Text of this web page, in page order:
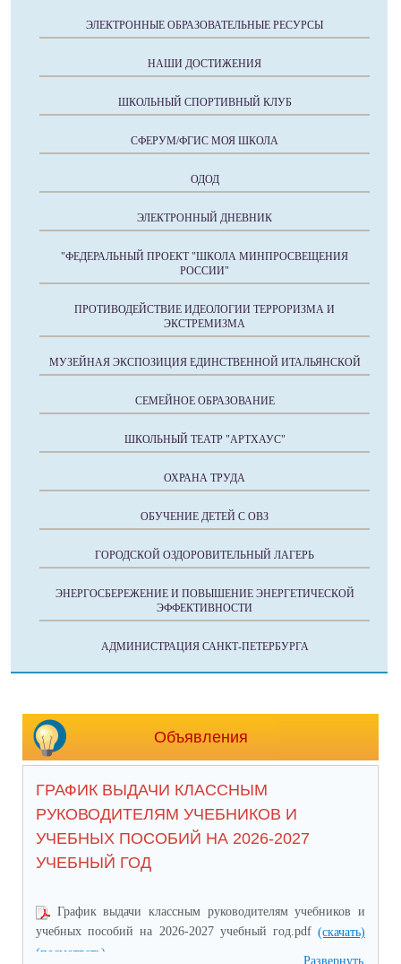
ЭЛЕКТРОННЫЕ ОБРАЗОВАТЕЛЬНЫЕ РЕСУРСЫ
НАШИ ДОСТИЖЕНИЯ
ШКОЛЬНЫЙ СПОРТИВНЫЙ КЛУБ
СФЕРУМ/ФГИС МОЯ ШКОЛА
ОДОД
ЭЛЕКТРОННЫЙ ДНЕВНИК
"ФЕДЕРАЛЬНЫЙ ПРОЕКТ "ШКОЛА МИНПРОСВЕЩЕНИЯ
РОССИИ"
ПРОТИВОДЕЙСТВИЕ ИДЕОЛОГИИ ТЕРРОРИЗМА И
ЭКСТРЕМИЗМА
МУЗЕЙНАЯ ЭКСПОЗИЦИЯ ЕДИНСТВЕННОЙ ИТАЛЬЯНСКОЙ
СЕМЕЙНОЕ ОБРАЗОВАНИЕ
ШКОЛЬНЫЙ ТЕАТР "АРТХАУС"
ОХРАНА ТРУДА
ОБУЧЕНИЕ ДЕТЕЙ С ОВЗ
ГОРОДСКОЙ ОЗДОРОВИТЕЛЬНЫЙ ЛАГЕРЬ
ЭНЕРГОСБЕРЕЖЕНИЕ И ПОВЫШЕНИЕ ЭНЕРГЕТИЧЕСКОЙ
ЭФФЕКТИВНОСТИ
АДМИНИСТРАЦИЯ САНКТ‑ПЕТЕРБУРГА
Объявления
ГРАФИК ВЫДАЧИ КЛАССНЫМ
РУКОВОДИТЕЛЯМ УЧЕБНИКОВ И
УЧЕБНЫХ ПОСОБИЙ НА 2026-2027
УЧЕБНЫЙ ГОД
График выдачи классным руководителям учебников и
учебных пособий на 2026-2027 учебный год.pdf (скачать)
(посмотреть)
Развернуть